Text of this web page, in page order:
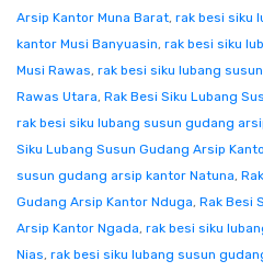
Arsip Kantor Muna Barat, rak besi siku
kantor Musi Banyuasin, rak besi siku
Musi Rawas, rak besi siku lubang
Rawas Utara, Rak Besi Siku Lubang
rak besi siku lubang susun gudang
Siku Lubang Susun Gudang Arsip
susun gudang arsip kantor Natuna,
Gudang Arsip Kantor Nduga, Rak Besi
Arsip Kantor Ngada, rak besi siku
Nias, rak besi siku lubang susun